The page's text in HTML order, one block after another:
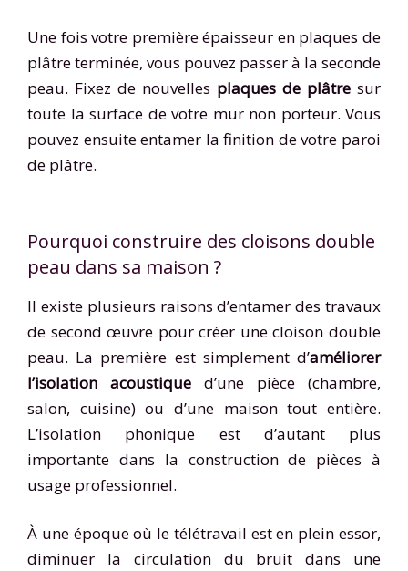
Une fois votre première épaisseur en plaques de
plâtre terminée, vous pouvez passer à la seconde
peau. Fixez de nouvelles plaques de plâtre sur
toute la surface de votre mur non porteur. Vous
pouvez ensuite entamer la finition de votre paroi
de plâtre.
Pourquoi construire des cloisons double
peau dans sa maison ?
Il existe plusieurs raisons d’entamer des travaux
de second œuvre pour créer une cloison double
peau. La première est simplement d’améliorer
l’isolation acoustique d’une pièce (chambre,
salon, cuisine) ou d’une maison tout entière.
L’isolation phonique est d’autant plus
importante dans la construction de pièces à
usage professionnel.
À une époque où le télétravail est en plein essor,
diminuer la circulation du bruit dans une